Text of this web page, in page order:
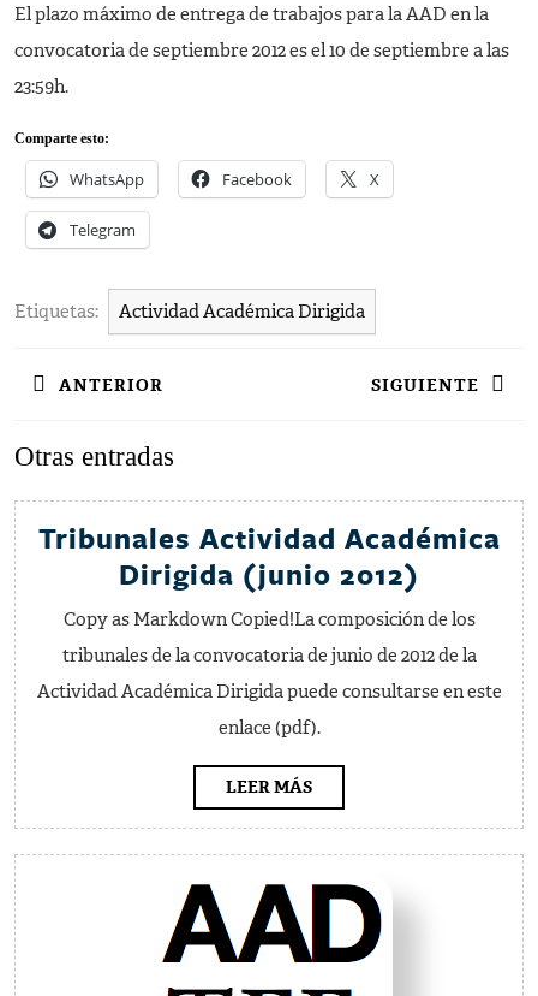
El plazo máximo de entrega de trabajos para la AAD en la
convocatoria de septiembre 2012 es el10 de septiembre a las
23:59h.
Comparte esto:
WhatsApp Facebook X
Telegram
Etiquetas: Actividad Académica Dirigida
de
ANTERIOR
anterior:
SIGUIENTE
Otras entradas
Tribunales Actividad Académica
Dirigida (junio 2012)
Dirigida
Copy as Markdown Copied!La composición de los
tribunales de la convocatoria de junio de 2012 de la
Actividad Académica Dirigida puede consultarse en este
enlace (pdf).
LEER MÁSLEER
MÁS